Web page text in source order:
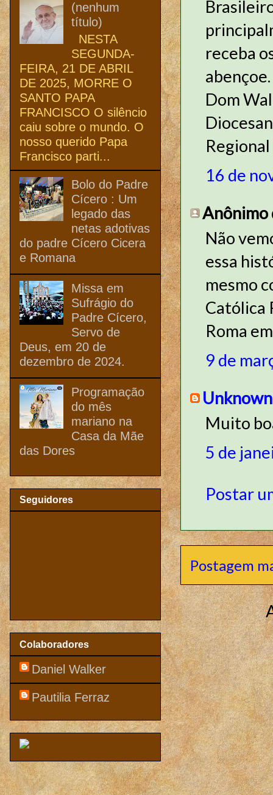
receba
abençoe.
Dom
16 de
Anônimo
Não
essa
mesmo
Católica
Roma
9 de
Unknown
Muito
5 de
Postar
Postagem
(nenhum
título)
NESTA
SEGUNDA-
FEIRA, 21 DE ABRIL
DE 2025, MORRE O
SANTO PAPA
FRANCISCO O silêncio
caiu sobre o mundo. O
nosso querido Papa
Francisco parti...
Bolo do Padre
Cícero : Um
legado das
netas adotivas
do padre Cícero Cicera
e Romana
Missa em
Sufrágio do
Padre Cícero,
Servo de
Deus, em 20 de
dezembro de 2024.
Programação
do mês
mariano na
Casa da Mãe
das Dores
Seguidores
Colaboradores
Daniel Walker
Pautilia Ferraz